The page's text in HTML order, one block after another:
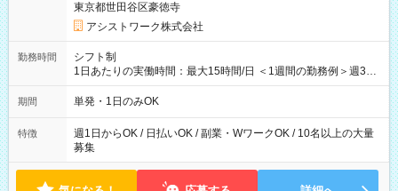
東京都世田谷区豪徳寺
アシストワーク株式会社
勤務時間
シフト制
1日あたりの実働時間：最大15時間/日 ＜1週間の勤務例＞週3回
勤務 勤務：月・水・金 休み：火・木・土・日 好きな時にお仕事
可能です！ ※1日あたりの最大実働時間は日勤、夜勤共に勤務し
期間 単発・1日のみOK
特徴
週1日からOK / 日払いOK / 副業・WワークOK / 10名以上の大量
募集